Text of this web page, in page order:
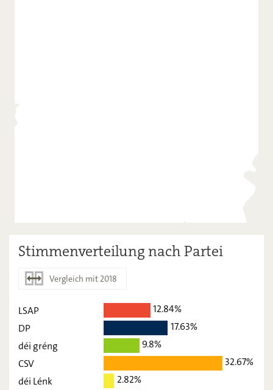
Stimmenverteilung nach Partei
Vergleich mit 2018
-
DP
déi gréng -
LSAP
DP
déi gréng
CSV
déi Lénk
12.84%
17.63%
9.8%
32.67%
2.82%